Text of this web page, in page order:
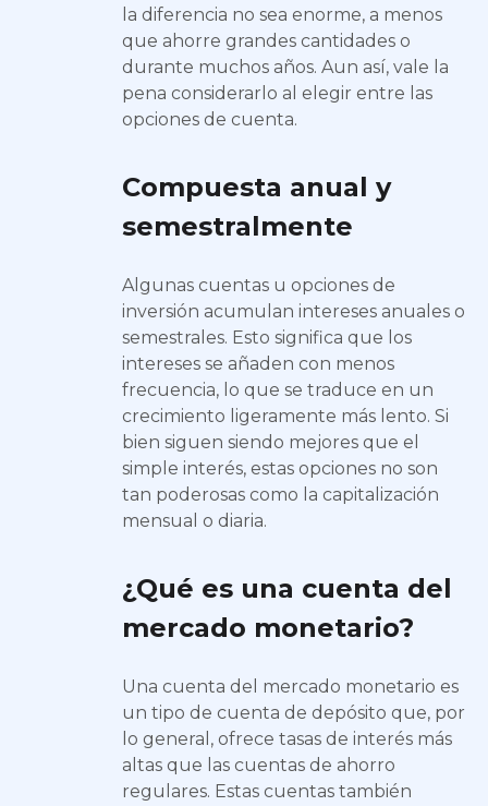
la diferencia no sea enorme, a menos
que ahorre grandes cantidades o
durante muchos años. Aun así, vale la
pena considerarlo al elegir entre las
opciones de cuenta.
Compuesta anual y
semestralmente
Algunas cuentas u opciones de
inversión acumulan intereses anuales o
semestrales. Esto significa que los
intereses se añaden con menos
frecuencia, lo que se traduce en un
crecimiento ligeramente más lento. Si
bien siguen siendo mejores que el
simple interés, estas opciones no son
tan poderosas como la capitalización
mensual o diaria.
¿Qué es una cuenta del
mercado monetario?
Una cuenta del mercado monetario es
un tipo de cuenta de depósito que, por
lo general, ofrece tasas de interés más
altas que las cuentas de ahorro
regulares. Estas cuentas también